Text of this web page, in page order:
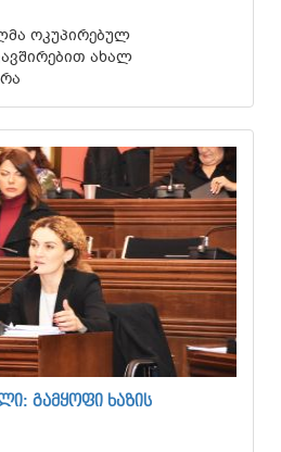
ოკუპირებულ
ახალ
ᲒᲐᲛᲧᲝᲤᲘ ᲮᲐᲖᲘᲡ